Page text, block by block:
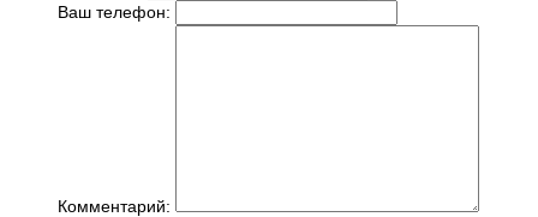
Ваш телефон:
Комментарий: